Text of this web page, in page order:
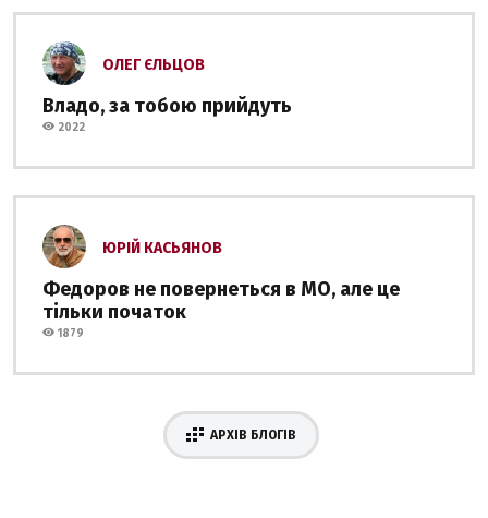
ОЛЕГ ЄЛЬЦОВ
Владо, за тобою прийдуть
2022
ЮРІЙ КАСЬЯНОВ
Федоров не повернеться в МО, але це
тільки початок
1879
АРХІВ БЛОГІВ